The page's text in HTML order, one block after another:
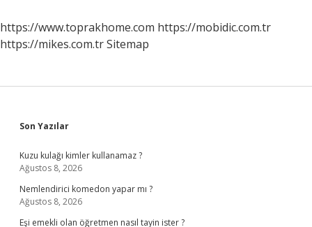
https://www.toprakhome.com https://mobidic.com.tr
https://mikes.com.trSitemap
Sidebar
Son Yazılar
Kuzu kulağı kimler kullanamaz ?
Ağustos 8, 2026
Nemlendirici komedon yapar mı ?
Ağustos 8, 2026
Eşi emekli olan öğretmen nasıl tayin ister ?